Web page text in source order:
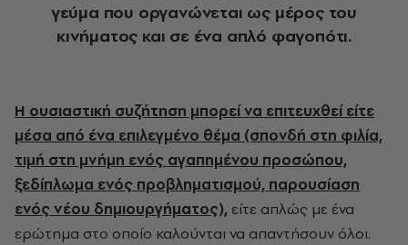
γεύμα που οργανώνεται ως μέρος του
κινήματος και σε ένα απλό φαγοπότι.
Η ουσιαστική συζήτηση μπορεί να επιτευχθεί είτε
μέσα από ένα επιλεγμένο θέμα (σπονδή στη φιλία,
τιμή στη μνήμη ενός αγαπημένου προσώπου,
ξεδίπλωμα ενός προβληματισμού, παρουσίαση
ενός νέου δημιουργήματος), είτε απλώς με ένα
ερώτημα στο οποίο καλούνται να απαντήσουν όλοι.